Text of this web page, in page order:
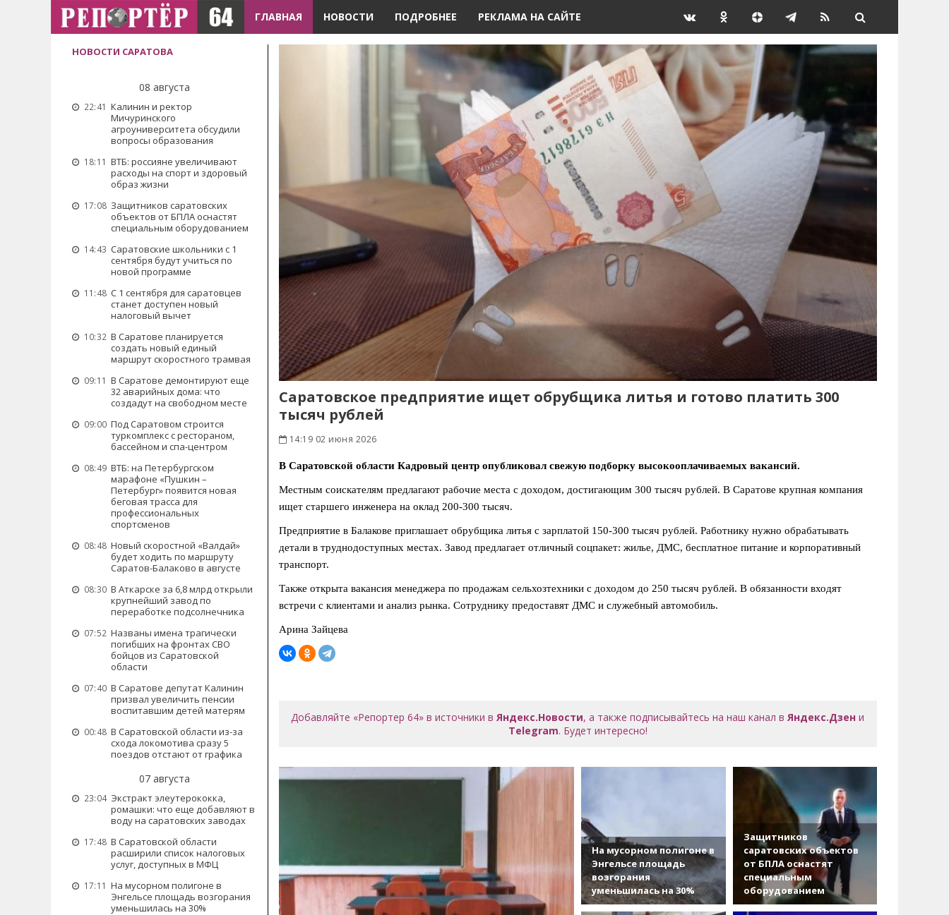
ГЛАВНАЯ НОВОСТИ ПОДРОБНЕЕ РЕКЛАМА НА САЙТЕ
НОВОСТИ САРАТОВА
08 августа
22:41 Калинин и ректор
Мичуринского
агроуниверситета обсудили
вопросы образования
18:11 ВТБ: россияне увеличивают
расходы на спорт и здоровый
образ жизни
17:08 Защитников саратовских
объектов от БПЛА оснастят
специальным оборудованием
14:43 Саратовские школьники с 1
сентября будут учиться по
новой программе
11:48 С 1 сентября для саратовцев
станет доступен новый
налоговый вычет
10:32 В Саратове планируется
создать новый единый
маршрут скоростного трамвая
09:11 В Саратове демонтируют еще
32 аварийных дома: что
создадут на свободном месте
09:00 Под Саратовом строится
туркомплекс с рестораном,
бассейном и спа-центром
08:49 ВТБ: на Петербургском
марафоне «Пушкин –
Петербург» появится новая
беговая трасса для
профессиональных
спортсменов
08:48 Новый скоростной «Валдай»
будет ходить по маршруту
Саратов-Балаково в августе
08:30 В Аткарске за 6,8 млрд открыли
крупнейший завод по
переработке подсолнечника
07:52 Названы имена трагически
погибших на фронтах СВО
бойцов из Саратовской
области
07:40 В Саратове депутат Калинин
призвал увеличить пенсии
воспитавшим детей матерям
00:48 В Саратовской области из-за
схода локомотива сразу 5
поездов отстают от графика
07 августа
23:04 Экстракт элеутерококка,
ромашки: что еще добавляют в
воду на саратовских заводах
17:48 В Саратовской области
расширили список налоговых
услуг, доступных в МФЦ
17:11 На мусорном полигоне в
Энгельсе площадь возгорания
уменьшилась на 30%
Саратовское предприятие ищет обрубщика литья и готово платить 300
тысяч рублей
14:19 02 июня 2026
В Саратовской области Кадровый центр опубликовал свежую подборку высокооплачиваемых вакансий.
Местным соискателям предлагают рабочие места с доходом, достигающим 300 тысяч рублей. В Саратове крупная компания
ищет старшего инженера на оклад 200-300 тысяч.
Предприятие в Балакове приглашает обрубщика литья с зарплатой 150-300 тысяч рублей. Работнику нужно обрабатывать
детали в труднодоступных местах. Завод предлагает отличный соцпакет: жилье, ДМС, бесплатное питание и корпоративный
транспорт.
Также открыта вакансия менеджера по продажам сельхозтехники с доходом до 250 тысяч рублей. В обязанности входят
встречи с клиентами и анализ рынка. Сотруднику предоставят ДМС и служебный автомобиль.
Арина Зайцева
Добавляйте «Репортер 64» в источники вЯндекс.Новости, а также подписывайтесь на наш канал вЯндекс.Дзен и
Telegram. Будет интересно!
На мусорном полигоне в
Энгельсе площадь
возгорания
уменьшилась на 30%
Защитников
саратовских объектов
от БПЛА оснастят
специальным
оборудованием